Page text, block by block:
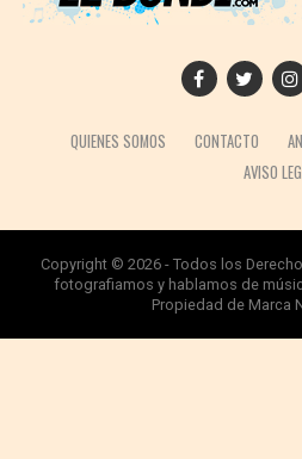
QUIENES SOMOS CONTACTO
AVISO
Copyright © 2026 - Todos los
fotografiamos y hablamos de
Propiedad de Marca